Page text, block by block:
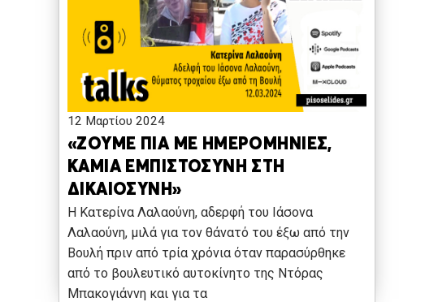
12 Μαρτίου 2024
«ΖΟΥΜΕ ΠΙΑ ΜΕ ΗΜΕΡΟΜΗΝΙΕΣ,
ΚΑΜΙΑ ΕΜΠΙΣΤΟΣΥΝΗ ΣΤΗ
ΔΙΚΑΙΟΣΥΝΗ»
Η Κατερίνα Λαλαούνη, αδερφή του Ιάσονα
Λαλαούνη, μιλά για τον θάνατό του έξω από την
Βουλή πριν από τρία χρόνια όταν παρασύρθηκε
από το βουλευτικό αυτοκίνητο της Ντόρας
Μπακογιάννη και για τα